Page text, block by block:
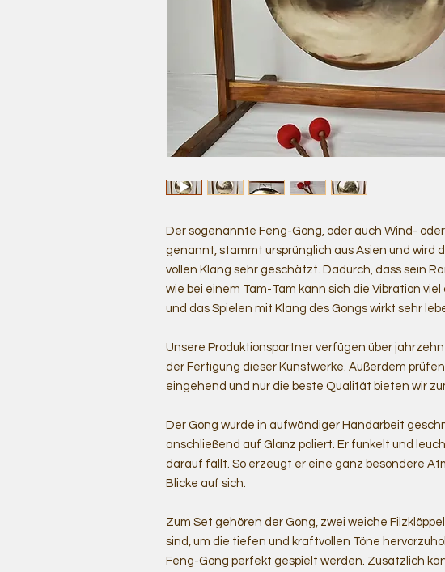
Der sogenannte Feng-Gong, oder auch Wind-
genannt, stammt ursprünglich aus Asien und wird
vollen Klang sehr geschätzt. Dadurch, dass sein
wie bei einem Tam-Tam kann sich die Vibration
und das Spielen mit Klang des Gongs wirkt sehr
Unsere Produktionspartner verfügen über
der Fertigung dieser Kunstwerke. Außerdem
eingehend und nur die beste Qualität bieten wir
Der Gong wurde in aufwändiger Handarbeit
anschließend auf Glanz poliert. Er funkelt und
darauf fällt. So erzeugt er eine ganz besondere
Blicke auf sich.
Zum Set gehören der Gong, zwei weiche
sind, um die tiefen und kraftvollen Töne
Feng-Gong perfekt gespielt werden. Zusätzlich